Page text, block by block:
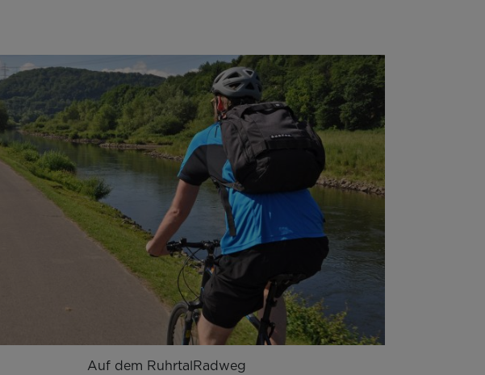
Auf dem RuhrtalRadweg